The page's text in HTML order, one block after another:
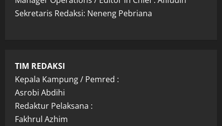
Sekretaris Redaksi: Neneng Pebriana
TIM REDAKSI
Kepala Kampung / Pemred :
Asrobi Abdihi
Redaktur Pelaksana :
Fakhrul Azhim